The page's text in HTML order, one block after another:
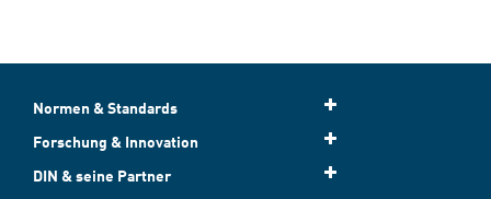
Normen & Standards
Forschung & Innovation
DIN & seine Partner